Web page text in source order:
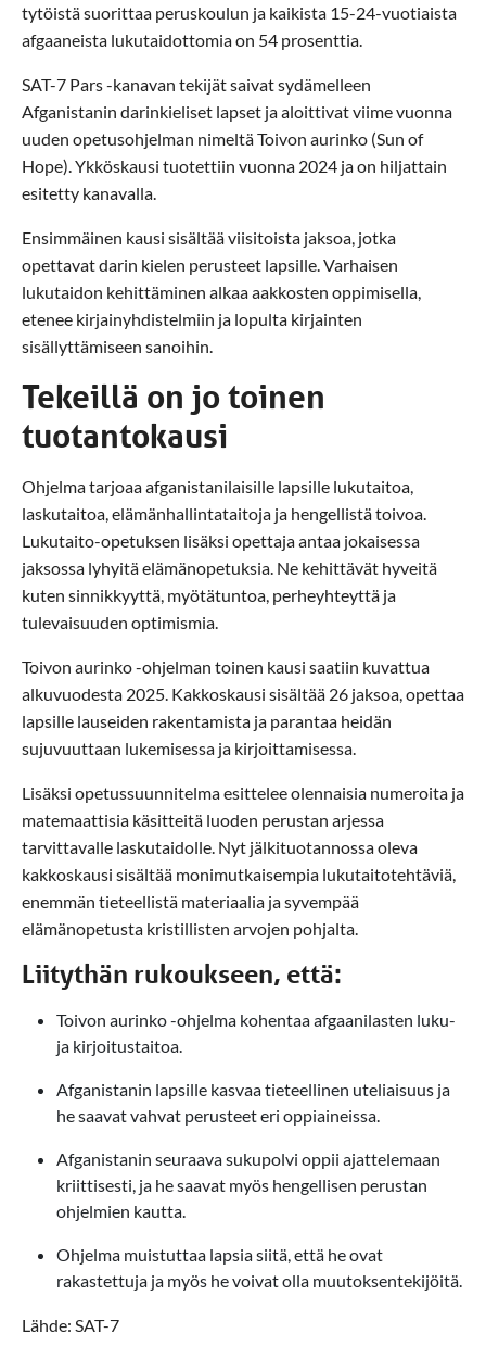
tytöistä suorittaa peruskoulun ja kaikista 15-24-vuotiaista
afgaaneista lukutaidottomia on 54 prosenttia.
SAT-7 Pars -kanavan tekijät saivat sydämelleen
Afganistanin darinkieliset lapset ja aloittivat viime vuonna
uuden opetusohjelman nimeltä Toivon aurinko (Sun of
Hope). Ykköskausi tuotettiin vuonna 2024 ja on hiljattain
esitetty kanavalla.
Ensimmäinen kausi sisältää viisitoista jaksoa, jotka
opettavat darin kielen perusteet lapsille. Varhaisen
lukutaidon kehittäminen alkaa aakkosten oppimisella,
etenee kirjainyhdistelmiin ja lopulta kirjainten
sisällyttämiseen sanoihin.
Tekeillä on jo toinen
tuotantokausi
Ohjelma tarjoaa afganistanilaisille lapsille lukutaitoa,
laskutaitoa, elämänhallintataitoja ja hengellistä toivoa.
Lukutaito-opetuksen lisäksi opettaja antaa jokaisessa
jaksossa lyhyitä elämänopetuksia. Ne kehittävät hyveitä
kuten sinnikkyyttä, myötätuntoa, perheyhteyttä ja
tulevaisuuden optimismia.
Toivon aurinko -ohjelman toinen kausi saatiin kuvattua
alkuvuodesta 2025. Kakkoskausi sisältää 26 jaksoa, opettaa
lapsille lauseiden rakentamista ja parantaa heidän
sujuvuuttaan lukemisessa ja kirjoittamisessa.
Lisäksi opetussuunnitelma esittelee olennaisia numeroita ja
matemaattisia käsitteitä luoden perustan arjessa
tarvittavalle laskutaidolle. Nyt jälkituotannossa oleva
kakkoskausi sisältää monimutkaisempia lukutaitotehtäviä,
enemmän tieteellistä materiaalia ja syvempää
elämänopetusta kristillisten arvojen pohjalta.
Liitythän rukoukseen, että:
Toivon aurinko -ohjelma kohentaa afgaanilasten luku-
ja kirjoitustaitoa.
Afganistanin lapsille kasvaa tieteellinen uteliaisuus ja
he saavat vahvat perusteet eri oppiaineissa.
Afganistanin seuraava sukupolvi oppii ajattelemaan
kriittisesti, ja he saavat myös hengellisen perustan
ohjelmien kautta.
Ohjelma muistuttaa lapsia siitä, että he ovat
rakastettuja ja myös he voivat olla muutoksentekijöitä.
Lähde: SAT-7